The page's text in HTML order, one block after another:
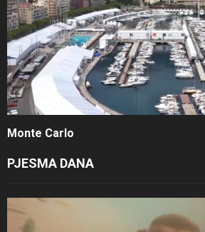
Monte Carlo
PJESMA DANA